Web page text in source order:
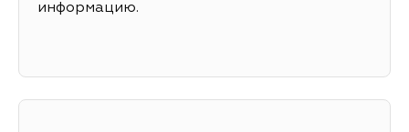
информацию.